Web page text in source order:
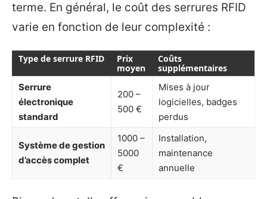
terme. En général, le coût des serrures RFID
varie en fonction de leur complexité :
Type de serrure RFID
Prix
moyen
Coûts
supplémentaires
Serrure
électronique
standard
200 –
500 €
Mises à jour
logicielles, badges
perdus
Système de gestion
d’accès complet
1000 –
5000
€
Installation,
maintenance
annuelle